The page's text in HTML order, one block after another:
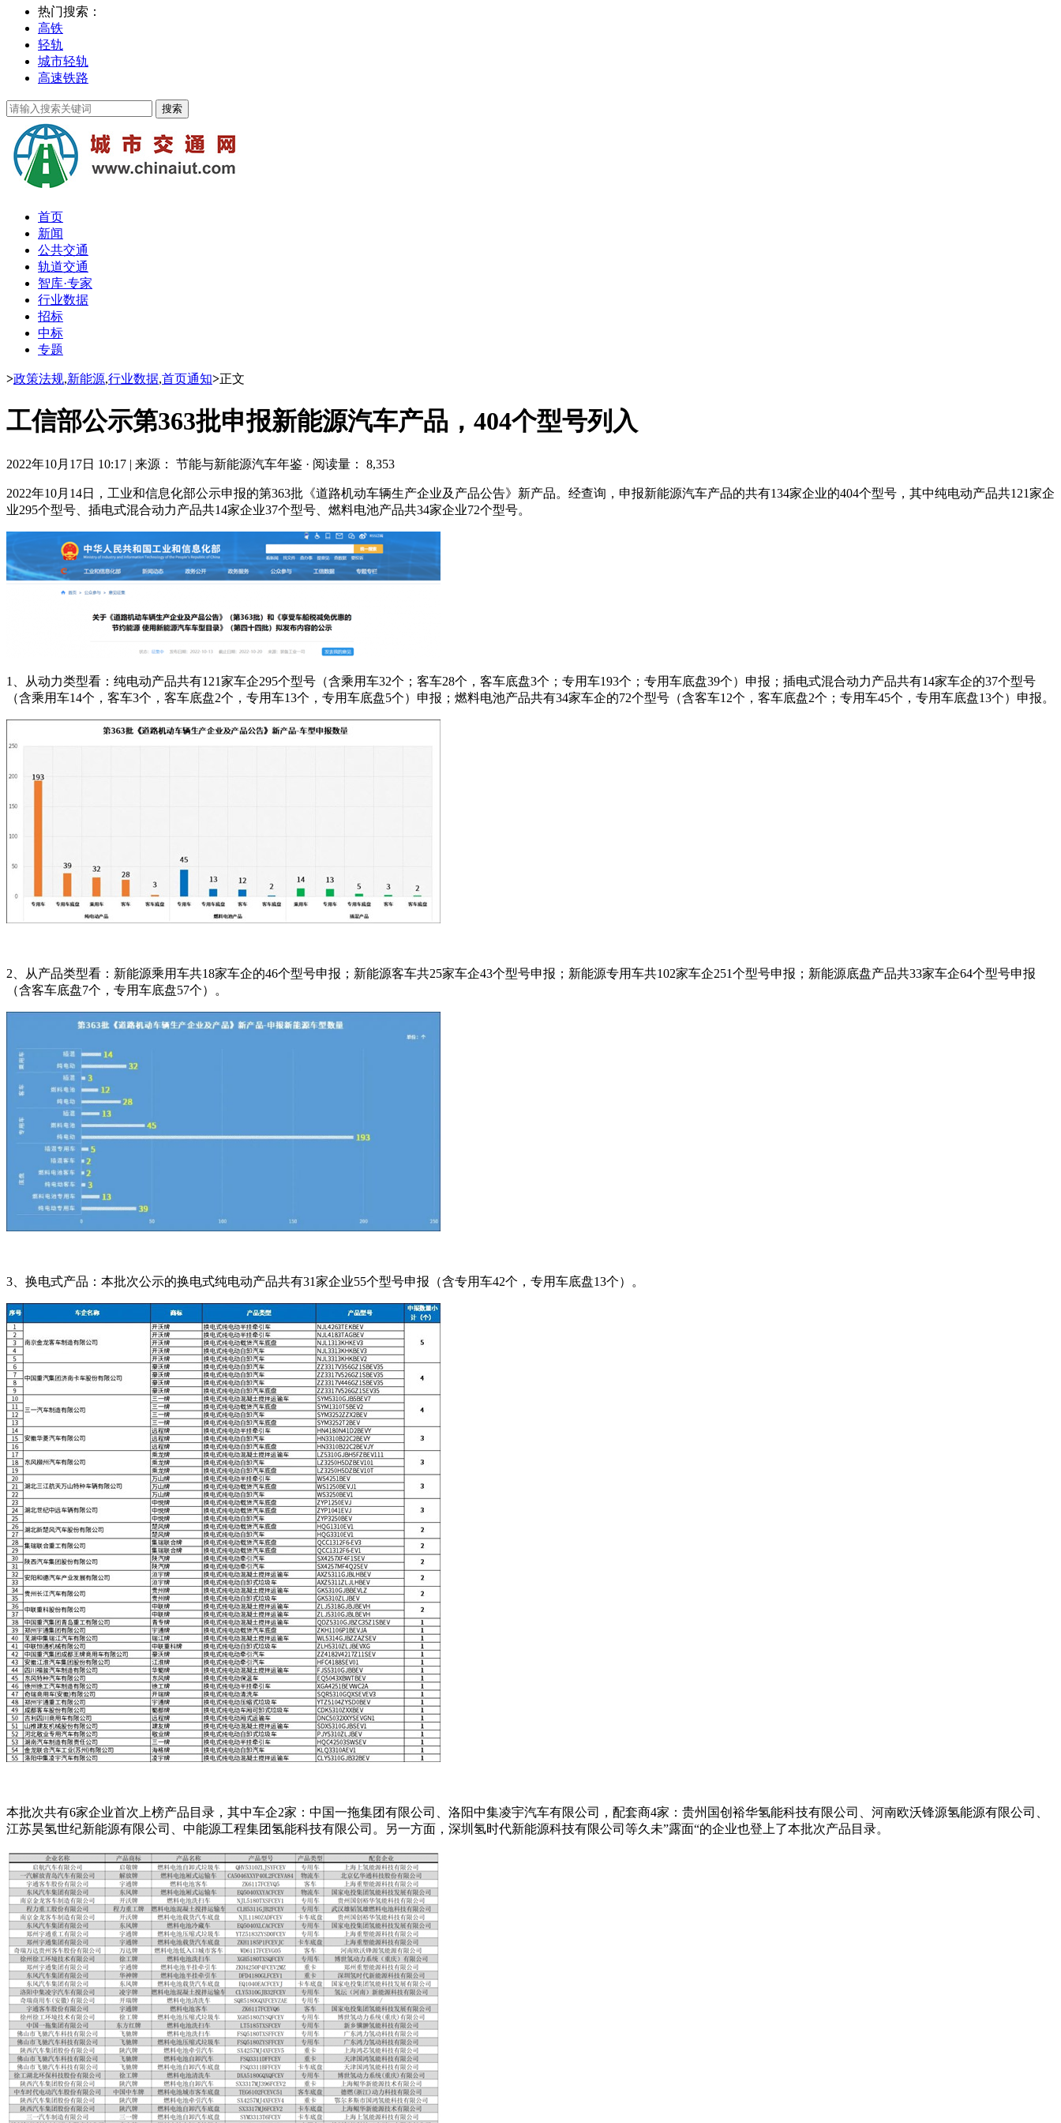
热门搜索：
高铁
轻轨
城市轻轨
高速铁路
首页
新闻
公共交通
轨道交通
智库·专家
行业数据
招标
中标
专题
>政策法规,新能源,行业数据,首页通知>正文
工信部公示第363批申报新能源汽车产品，404个型号列入
2022年10月17日 10:17 | 来源： 节能与新能源汽车年鉴 · 阅读量： 8,353
2022年10月14日，工业和信息化部公示申报的第363批《道路机动车辆生产企业及产品公告》新产品。经查询，申报新能源汽车产品的共有134家企业的404个型号，其中纯电动产品共121家企
业295个型号、插电式混合动力产品共14家企业37个型号、燃料电池产品共34家企业72个型号。
1、从动力类型看：纯电动产品共有121家车企295个型号（含乘用车32个；客车28个，客车底盘3个；专用车193个；专用车底盘39个）申报；插电式混合动力产品共有14家车企的37个型号
（含乘用车14个，客车3个，客车底盘2个，专用车13个，专用车底盘5个）申报；燃料电池产品共有34家车企的72个型号（含客车12个，客车底盘2个；专用车45个，专用车底盘13个）申报。
2、从产品类型看：新能源乘用车共18家车企的46个型号申报；新能源客车共25家车企43个型号申报；新能源专用车共102家车企251个型号申报；新能源底盘产品共33家车企64个型号申报
（含客车底盘7个，专用车底盘57个）。
3、换电式产品：本批次公示的换电式纯电动产品共有31家企业55个型号申报（含专用车42个，专用车底盘13个）。
本批次共有6家企业首次上榜产品目录，其中车企2家：中国一拖集团有限公司、洛阳中集凌宇汽车有限公司，配套商4家：贵州国创裕华氢能科技有限公司、河南欧沃锋源氢能源有限公司、
江苏昊氢世纪新能源有限公司、中能源工程集团氢能科技有限公司。另一方面，深圳氢时代新能源科技有限公司等久未”露面“的企业也登上了本批次产品目录。